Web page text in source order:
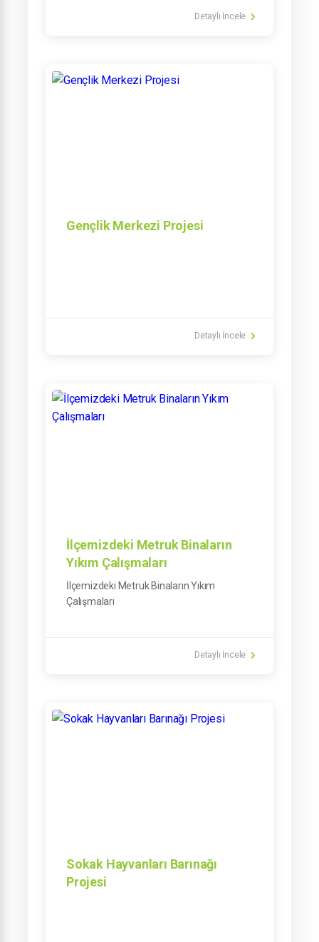
Detaylı İncele
Gençlik Merkezi Projesi
Detaylı İncele
İlçemizdeki Metruk Binaların
Yıkım Çalışmaları
İlçemizdeki Metruk Binaların Yıkım
Çalışmaları
Detaylı İncele
Sokak Hayvanları Barınağı
Projesi